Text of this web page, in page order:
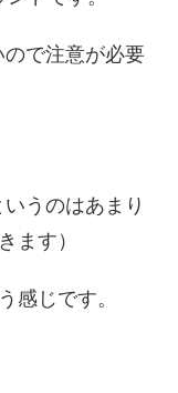
で注意が必要
うのはあまり
ます）
感じです。